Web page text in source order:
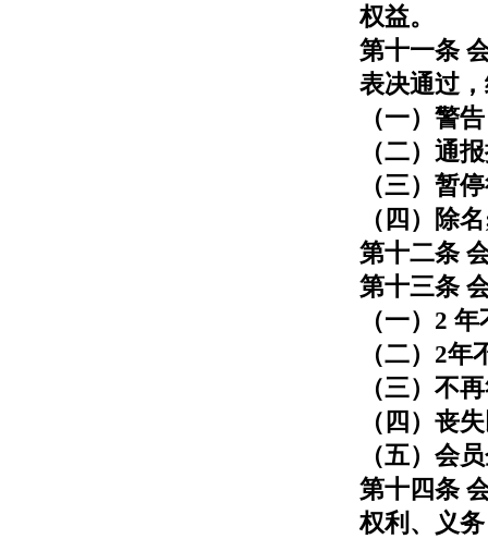
权益。
第十一条
表决通过
（一）警
（二）通
（三）暂
（四）除
第十二条
第十三条
（一）2
（二）2
（三）不
（四）丧
（五）会
第十四条
权利、义